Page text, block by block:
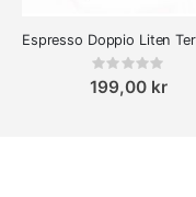
Rating:
0%
199,00 kr